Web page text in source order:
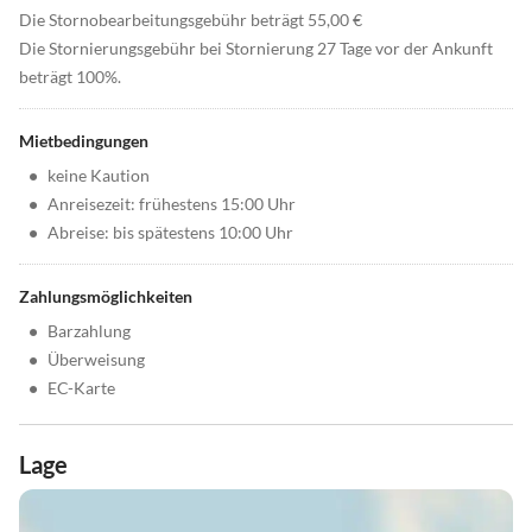
Die Stornobearbeitungsgebühr beträgt 55,00 €
Die Stornierungsgebühr bei Stornierung 27 Tage vor der Ankunft
beträgt 100%.
Mietbedingungen
• keine Kaution
• Anreisezeit: frühestens 15:00 Uhr
• Abreise: bis spätestens 10:00 Uhr
Zahlungsmöglichkeiten
• Barzahlung
• Überweisung
• EC-Karte
Lage